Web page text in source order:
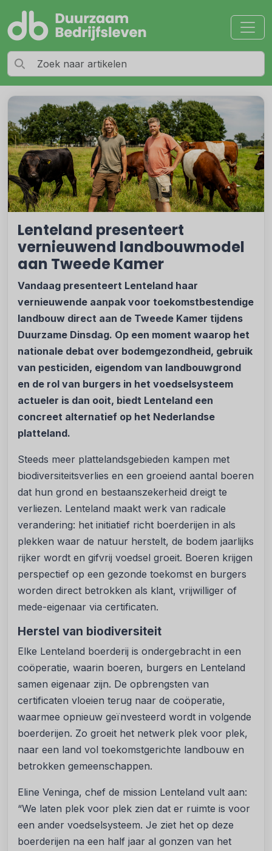
Lenteland presenteert
vernieuwend landbouwmodel
aan Tweede Kamer
Vandaag presenteert Lenteland haar
vernieuwende aanpak voor toekomstbestendige
landbouw direct aan de Tweede Kamer tijdens
Duurzame Dinsdag. Op een moment waarop het
nationale debat over bodemgezondheid, gebruik
van pesticiden, eigendom van landbouwgrond
en de rol van burgers in het voedselsysteem
actueler is dan ooit, biedt Lenteland een
concreet alternatief op het Nederlandse
platteland.
Steeds meer plattelandsgebieden kampen met
biodiversiteitsverlies en een groeiend aantal boeren
dat hun grond en bestaanszekerheid dreigt te
verliezen. Lenteland maakt werk van radicale
verandering: het initiatief richt boerderijen in als
plekken waar de natuur herstelt, de bodem jaarlijks
rijker wordt en gifvrij voedsel groeit. Boeren krijgen
perspectief op een gezonde toekomst en burgers
worden direct betrokken als klant, vrijwilliger of
mede-eigenaar via certificaten.
Herstel van biodiversiteit
Elke Lenteland boerderij is ondergebracht in een
coöperatie, waarin boeren, burgers en Lenteland
samen eigenaar zijn. De opbrengsten van
certificaten vloeien terug naar de coöperatie,
waarmee opnieuw geïnvesteerd wordt in volgende
boerderijen. Zo groeit het netwerk plek voor plek,
naar een land vol toekomstgerichte landbouw en
betrokken gemeenschappen.
Eline Veninga, chef de mission Lenteland vult aan:
“We laten plek voor plek zien dat er ruimte is voor
een ander voedselsysteem. Je ziet het op deze
boerderijen na een half jaar al gonzen van het